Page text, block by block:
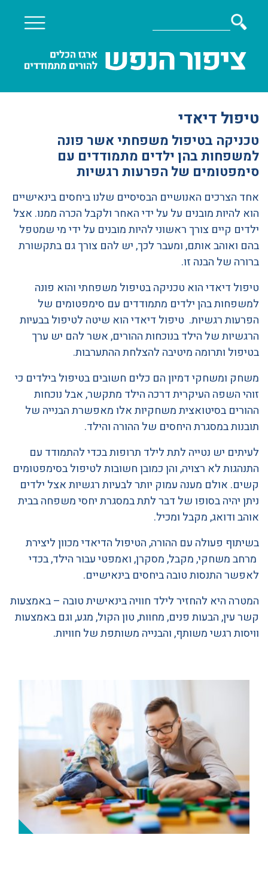
טיפול דיאדי
טכניקה בטיפול משפחתי אשר פונה
למשפחות בהן ילדים מתמודדים עם
סימפטומים של הפרעות רגשיות
אחד הצרכים האנושיים הבסיסיים שלנו ביחסים בינאישיים
הוא להיות מובנים על על ידי האחר ולקבל הכרה ממנו. אצל
ילדים קיים צורך ראשוני להיות מובנים על ידי מי שמטפל
בהם ואוהב אותם, ומעבר לכך, יש להם צורך גם בתקשורת
ברורה של הבנה זו.
טיפול דיאדי הוא טכניקה בטיפול משפחתי והוא פונה
למשפחות בהן ילדים מתמודדים עם סימפטומים של
הפרעות רגשיות. טיפול דיאדי הוא שיטה לטיפול בבעיות
הרגשיות של הילד בנוכחות ההורים, אשר להם יש ערך
בטיפול ותרומה מיטיבה להצלחת ההתערבות.
משחק ומשחקי דמיון הם כלים חשובים בטיפול בילדים כי
זוהי השפה העיקרית דרכה הילד מתקשר, אבל נוכחות
ההורים בסיטואצית משחקיות אלו מאפשרת הבנייה של
תובנות במסגרת היחסים של ההורה והילד.
לעיתים יש נטייה לתת לילד תרופות בכדי להתמודד עם
התנהגות לא רצויה, והן כמובן חשובות לטיפול בסימפטומים
קשים. אולם מענה עמוק יותר לבעיות רגשיות אצל ילדים
ניתן יהיה בסופו של דבר לתת במסגרת יחסי משפחה בבית
אוהב ודואג, מקבל ומכיל.
בשיתוף פעולה עם ההורה, הטיפול הדיאדי מכוון ליצירת
מרחב משחקי, מקבל, מסקרן, ואמפטי עבור הילד, בכדי
לאפשר התנסות טובה ביחסים בינאישיים.
המטרה היא להחזיר לילד חוויה בינאישית טובה – באמצעות
קשר עין, הבעות פנים, מחוות, טון הקול, מגע, וגם באמצעות
וויסות רגשי משותף, והבנייה משותפת של חוויות.